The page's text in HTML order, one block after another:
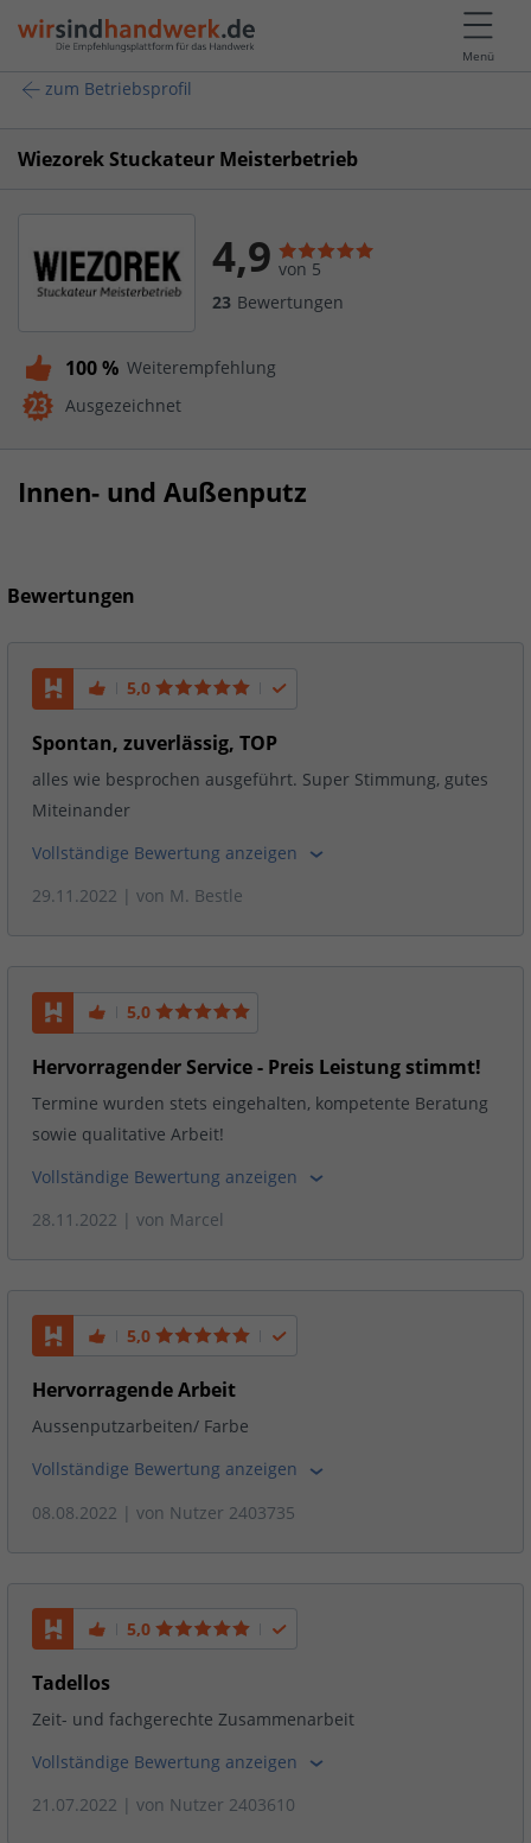
Menü
zum Betriebsprofil
Wiezorek Stuckateur Meisterbetrieb
4,9 von 5
23 Bewertungen
100 % Weiterempfehlung
Ausgezeichnet
Innen- und Außenputz
Bewertungen
5,0
Spontan, zuverlässig, TOP
alles wie besprochen ausgeführt. Super Stimmung, gutes
Miteinander
Vollständige Bewertung anzeigen
29.11.2022 | von M. Bestle
5,0
Hervorragender Service - Preis Leistung stimmt!
Termine wurden stets eingehalten, kompetente Beratung
sowie qualitative Arbeit!
Vollständige Bewertung anzeigen
28.11.2022 | von Marcel
5,0
Hervorragende Arbeit
Aussenputzarbeiten/ Farbe
Vollständige Bewertung anzeigen
08.08.2022 | von Nutzer 2403735
5,0
Tadellos
Zeit- und fachgerechte Zusammenarbeit
Vollständige Bewertung anzeigen
21.07.2022 | von Nutzer 2403610